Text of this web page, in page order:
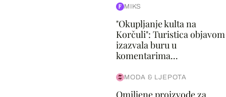
MIKS
"Okupljanje kulta na
Korčuli": Turistica objavom
izazvala buru u
komentarima...
MODA & LJEPOTA
Omiljene proizvode za